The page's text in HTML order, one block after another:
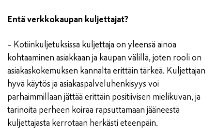
Entä verkkokaupan kuljettajat?
– Kotiinkuljetuksissa kuljettaja on yleensä ainoa
kohtaaminen asiakkaan ja kaupan välillä, joten rooli on
asiakaskokemuksen kannalta erittäin tärkeä. Kuljettajan
hyvä käytös ja asiakaspalveluhenkisyys voi
parhaimmillaan jättää erittäin positiivisen mielikuvan, ja
tarinoita perheen koiraa rapsuttamaan jääneestä
kuljettajasta kerrotaan herkästi eteenpäin.